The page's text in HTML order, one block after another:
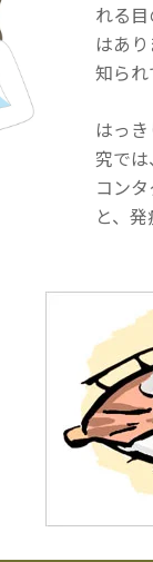
れる
はあ
知られ
はっ
究で
コン
と、